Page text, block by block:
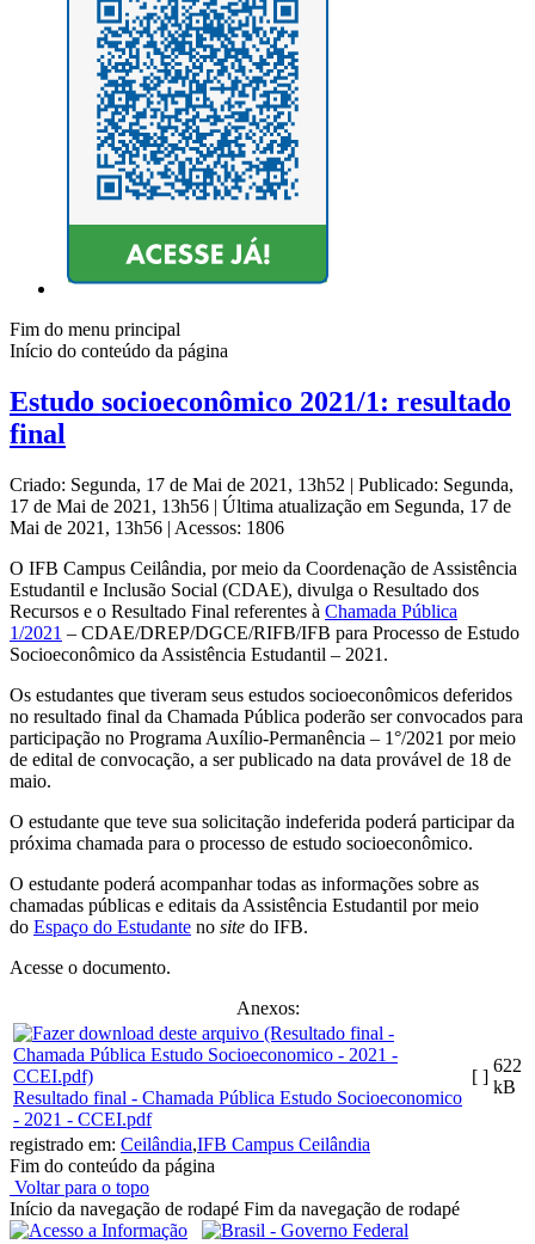
Fim do menu principal
Início do conteúdo da página
Estudo socioeconômico 2021/1: resultado
final
Criado: Segunda, 17 de Mai de 2021, 13h52 | Publicado: Segunda,
17 de Mai de 2021, 13h56 | Última atualização em Segunda, 17 de
Mai de 2021, 13h56 | Acessos: 1806
O IFB Campus Ceilândia, por meio da Coordenação de Assistência
Estudantil e Inclusão Social (CDAE), divulga o Resultado dos
Recursos e o Resultado Final referentes à Chamada Pública
1/2021 – CDAE/DREP/DGCE/RIFB/IFB para Processo de Estudo
Socioeconômico da Assistência Estudantil – 2021.
Os estudantes que tiveram seus estudos socioeconômicos deferidos
no resultado final da Chamada Pública poderão ser convocados para
participação no Programa Auxílio-Permanência – 1°/2021 por meio
de edital de convocação, a ser publicado na data provável de 18 de
maio.
O estudante que teve sua solicitação indeferida poderá participar da
próxima chamada para o processo de estudo socioeconômico.
O estudante poderá acompanhar todas as informações sobre as
chamadas públicas e editais da Assistência Estudantil por meio
do Espaço do Estudante no site do IFB.
Acesse o documento.
Anexos:
Resultado final - Chamada Pública Estudo Socioeconomico
- 2021 - CCEI.pdf
[ ]
622
kB
registrado em: Ceilândia,IFB Campus Ceilândia
Fim do conteúdo da página
Voltar para o topo
Início da navegação de rodapé Fim da navegação de rodapé